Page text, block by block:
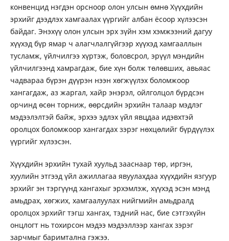
конвенцид нэгдэн орсноор олон улсын өмнө Хүүхдийн
эрхийг дээдлэх хамгаалах үүргийг албан ёсоор хүлээсэн
байдаг. Энэхүү олон улсын эрх зүйн хэм хэмжээний дагуу
хүүхэд бүр ямар ч алагчлалгүйгээр хүүхэд хамгааллын
тусламж, үйлчилгээ хүртэж, боловсрол, эрүүл мэндийн
үйлчилгээнд хамрагдаж, бие хүн болж төлөвших, авьяас
чадвараа бүрэн дүүрэн нээн хөгжүүлэх боломжоор
хангагдаж, аз жаргал, хайр энэрэл, ойлголцол бүрдсэн
орчинд өсөн торниж, өөрсдийн эрхийн талаар мэдлэг
мэдээлэлтэй байж, эрхээ эдлэх үйл явцдаа идэвхтэй
оролцох боломжоор хангагдах зэрэг нөхцөлийг бүрдүүлэх
үүргийг хүлээсэн.
Хүүхдийн эрхийн тухай хуульд зааснаар төр, иргэн,
хуулийн этгээд үйл ажиллагаа явуулахдаа хүүхдийн язгуур
эрхийг эн тэргүүнд хангахыг эрхэмлэж, хүүхэд эсэн мэнд
амьдрах, хөгжих, хамгаалуулах нийгмийн амьдралд
оролцох эрхийг тэгш хангах, тэдний нас, бие сэтгэхүйн
онцлогт нь тохирсон мэдээ мэдээллээр хангах зэрэг
зарчмыг баримтална гэжээ.